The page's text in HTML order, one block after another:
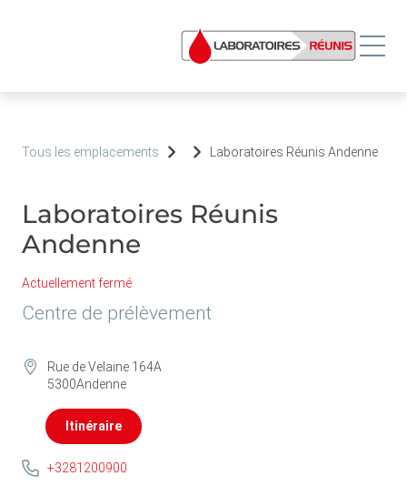
Tous les emplacements Laboratoires Réunis Andenne
Laboratoires Réunis
Andenne
Actuellement fermé
Centre de prélèvement
Rue de Velaine 164A
5300Andenne
Itinéraire
+3281200900